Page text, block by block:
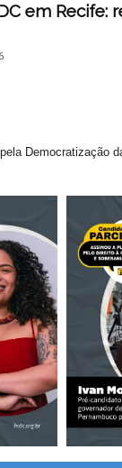
em Recife:
Democratização